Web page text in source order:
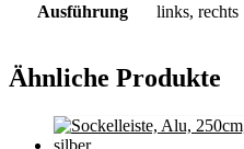
Ausführung links, rechts
Ähnliche Produkte